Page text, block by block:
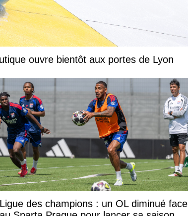
ouvre bientôt aux portes de Lyon
Ligue des champions : un OL diminué face